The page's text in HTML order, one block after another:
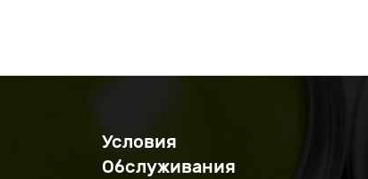
Условия
Обслуживания